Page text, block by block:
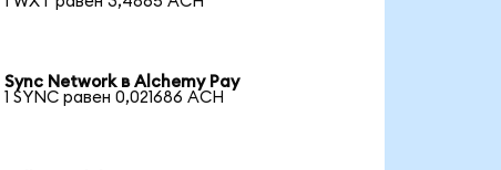
Sync Network в Alchemy Pay
1 SYNC равен 0,021686 ACH